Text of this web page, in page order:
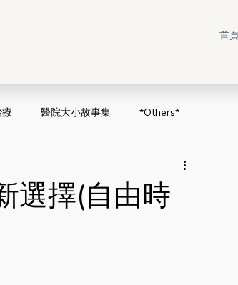
首
醫院大小故事集 *Others*
選擇(自由時